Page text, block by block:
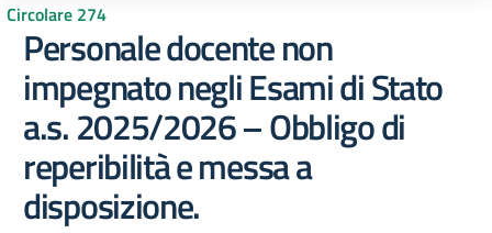
Circolare 274
Personale docente non
impegnato negli Esami di Stato
a.s. 2025/2026 – Obbligo di
reperibilità e messa a
disposizione.